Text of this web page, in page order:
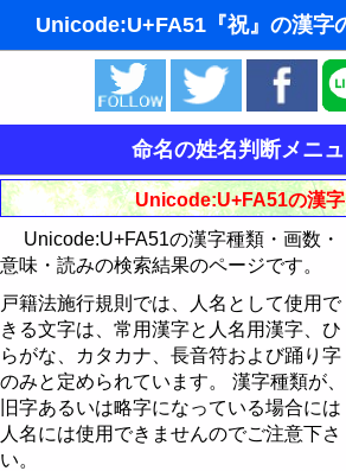
ゆめの夢占い
人気の夢占い
東洋・西洋占星
ホラリー占星術
手相占いで未来診
タロットカードで無
飛星派風水で住宅
男と女の心理学と心理
命名の姓名判断メニ
運命を決める姓名
姓名判断
姓名判断で相性占い
読みから漢字を探す
意味から漢字を探す
画数から漢字・文字を探す
Unicode:U+FA51の漢
Unicode:U+FA51の漢字種類・画数・
意味・読みの検索結果のページです。
戸籍法施行規則では、人名として使用で
きる文字は、常用漢字と人名用漢字、ひ
らがな、カタカナ、長音符および踊り字
のみと定められています。 漢字種類が、
旧字あるいは略字になっている場合には
人名には使用できませんのでご注意下さ
い。